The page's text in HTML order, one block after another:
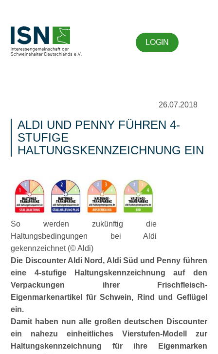
LOGIN
26.07.2018
ALDI UND PENNY FÜHREN 4-
STUFIGE
HALTUNGSKENNZEICHNUNG EIN
So werden zukünftig die
Haltungsbedingungen bei Aldi
gekennzeichnet (© Aldi)
Die Discounter Aldi Nord, Aldi Süd und Penny führen
eine 4-stufige Haltungskennzeichnung auf den
Verpackungen ihrer Frischfleisch-
Eigenmarkenartikel für Schwein, Rind und Geflügel
ein.
Damit haben nun alle großen deutschen Discounter
ein nahezu einheitliches Vierstufen-Modell zur
Haltungskennzeichnung für ihre Eigenmarken